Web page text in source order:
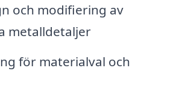
och modifiering av
metalldetaljer
för materialval och